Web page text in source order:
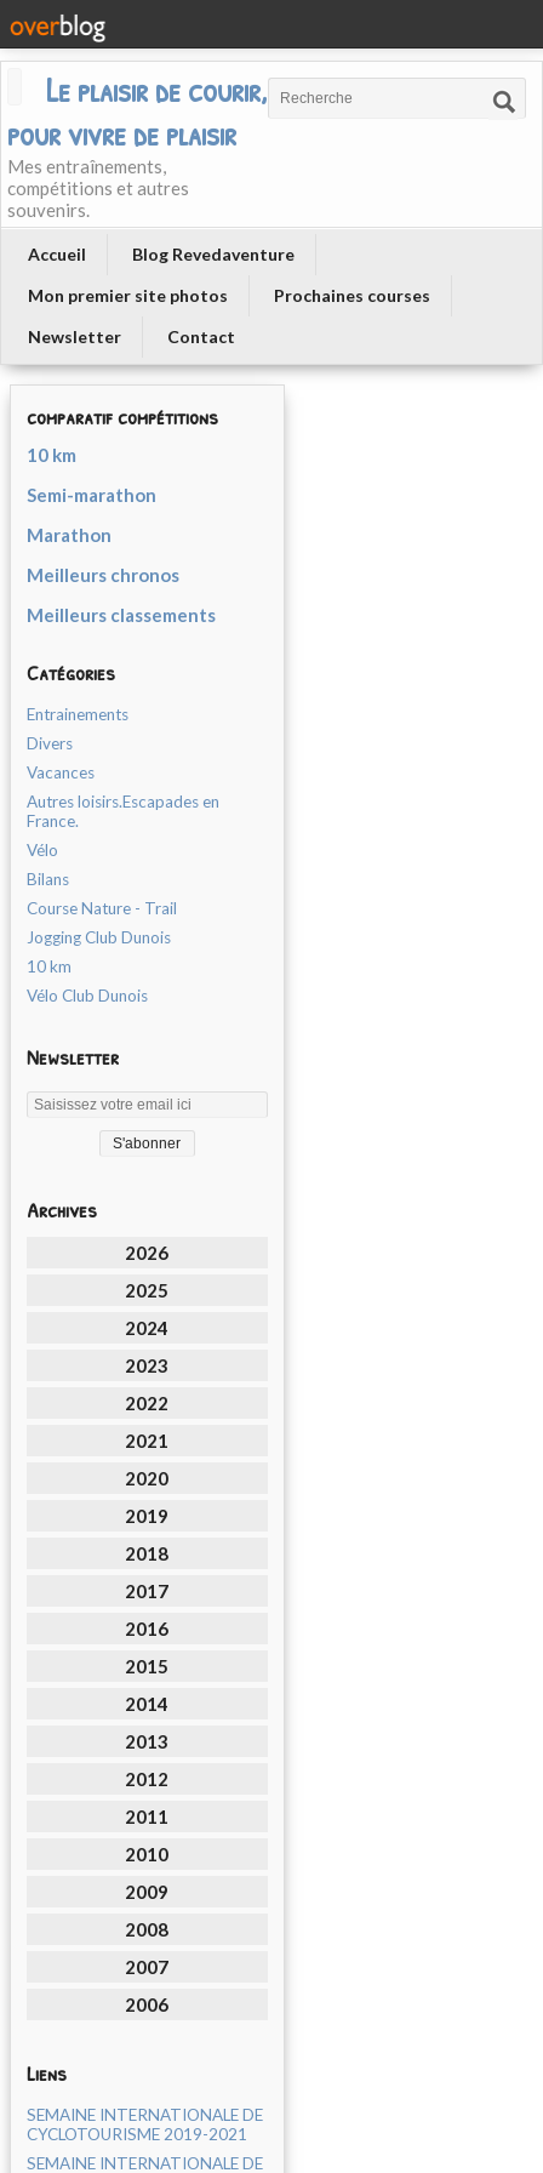
Le plaisir de courir, courir
pour vivre de plaisir
Mes entraînements,
compétitions et autres
souvenirs.
Accueil
Blog Revedaventure
Mon premier site photos
Prochaines courses
Newsletter
Contact
comparatif compétitions
10 km
Semi-marathon
Marathon
Meilleurs chronos
Meilleurs classements
Catégories
Entrainements
Divers
Vacances
Autres loisirs.Escapades en
France.
Vélo
Bilans
Course Nature - Trail
Jogging Club Dunois
10 km
Vélo Club Dunois
Newsletter
Archives
2026
2025
2024
2023
2022
2021
2020
2019
2018
2017
2016
2015
2014
2013
2012
2011
2010
2009
2008
2007
2006
Liens
SEMAINE INTERNATIONALE DE
CYCLOTOURISME 2019-2021
SEMAINE INTERNATIONALE DE